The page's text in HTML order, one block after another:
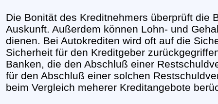
Die Bonität des Kreditnehmers überprüft die
Auskunft. Außerdem können Lohn- und
dienen. Bei Autokrediten wird oft auf die
Sicherheit für den Kreditgeber
Banken, die den Abschluß einer
für den Abschluß einer solchen
beim Vergleich meherer Kreditangebote